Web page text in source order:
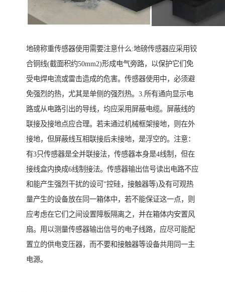
地磅称重传感器使用需要注意什么:地磅传感器应采用铰
合铜线(截面积约50mm2)形成电气旁路，以保护它们免
受电焊电流或雷击造成的危害。传感器使用中，必须避
免强烈的热，尤其是单侧的强烈热。3.所有通向显示电
路或从电路引出的导线，均应采用屏蔽电缆。屏蔽线的
联接及接地点应合理。若未通过机械框架接地，则在外
接地，但屏蔽线互相联接后未接地，是浮空的。注意：
有3只传感器是全并联接法，传感器本身是4线制，但在
接线盒内换成6线制接法。传感器输出信号读出电路不应
和能产生强烈干扰的设可”控硅，接触器等)及有可观热
量产生的设备放在同一箱体中，若不能保证这一点，则
应考虑在它们之间设置障板隔离之，并在箱体内安置风
扇。用以测量传感器输出信号的电子线路，应尽可能配
置立的供电变压器，而不要和接触器等设备共用同一主
电源。